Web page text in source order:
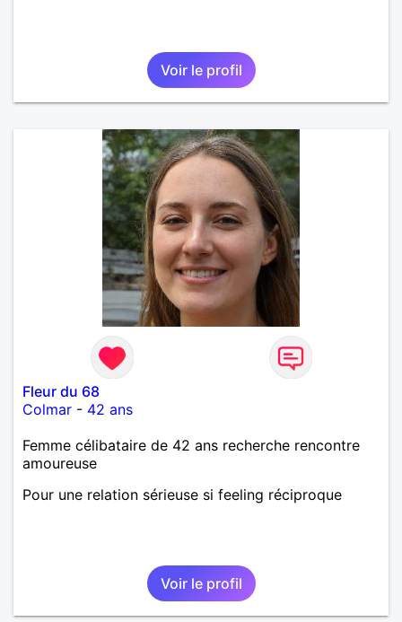
Voir le profil
Fleur du 68
Colmar - 42 ans
Femme célibataire de 42 ans recherche rencontre
amoureuse
Pour une relation sérieuse si feeling réciproque
Voir le profil